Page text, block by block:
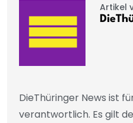
Artikel
DieThüringer News ist
verantwortlich. Es gilt